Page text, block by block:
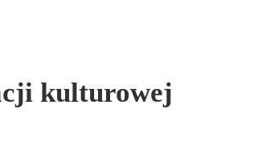
kulturowej